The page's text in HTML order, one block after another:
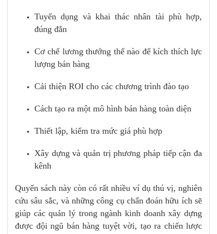
Tuyển dụng và khai thác nhân tài phù hợp,
đúng đắn
Cơ chế lương thưởng thế nào để kích thích lực
lượng bán hàng
Cải thiện ROI cho các chương trình đào tạo
Cách tạo ra một mô hình bán hàng toàn diện
Thiết lập, kiểm tra mức giá phù hợp
Xây dựng và quản trị phương pháp tiếp cận đa
kênh
Quyển sách này còn có rất nhiều ví dụ thú vị, nghiên
cứu sâu sắc, và những công cụ chẩn đoán hữu ích sẽ
giúp các quản lý trong ngành kinh doanh xây dựng
được đội ngũ bán hàng tuyệt vời, tạo ra chiến lược